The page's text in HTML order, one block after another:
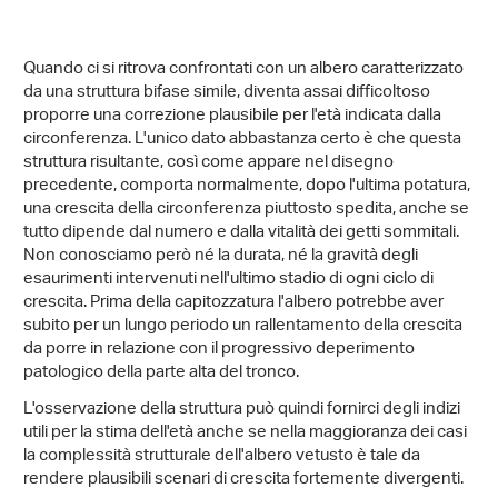
Quando ci si ritrova confrontati con un albero caratterizzato
da una struttura bifase simile, diventa assai difficoltoso
proporre una correzione plausibile per l'età indicata dalla
circonferenza. L'unico dato abbastanza certo è che questa
struttura risultante, così come appare nel disegno
precedente, comporta normalmente, dopo l'ultima potatura,
una crescita della circonferenza piuttosto spedita, anche se
tutto dipende dal numero e dalla vitalità dei getti sommitali.
Non conosciamo però né la durata, né la gravità degli
esaurimenti intervenuti nell'ultimo stadio di ogni ciclo di
crescita. Prima della capitozzatura l'albero potrebbe aver
subito per un lungo periodo un rallentamento della crescita
da porre in relazione con il progressivo deperimento
patologico della parte alta del tronco.
L'osservazione della struttura può quindi fornirci degli indizi
utili per la stima dell'età anche se nella maggioranza dei casi
la complessità strutturale dell'albero vetusto è tale da
rendere plausibili scenari di crescita fortemente divergenti.